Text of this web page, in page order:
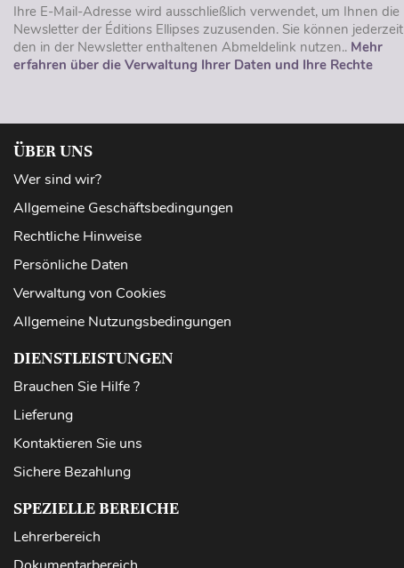
Ihre E-Mail-Adresse wird ausschließlich verwendet, um Ihnen die
Newsletter der Éditions Ellipses zuzusenden. Sie können jederzeit
den in der Newsletter enthaltenen Abmeldelink nutzen.. Mehr
erfahren über die Verwaltung Ihrer Daten und Ihre Rechte
ÜBER UNS
Wer sind wir?
Allgemeine Geschäftsbedingungen
Rechtliche Hinweise
Persönliche Daten
Verwaltung von Cookies
Allgemeine Nutzungsbedingungen
DIENSTLEISTUNGEN
Brauchen Sie Hilfe ?
Lieferung
Kontaktieren Sie uns
Sichere Bezahlung
SPEZIELLE BEREICHE
Lehrerbereich